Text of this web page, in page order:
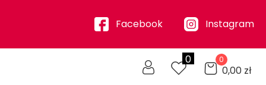
Facebook Instagram
0 0
0,00 zł